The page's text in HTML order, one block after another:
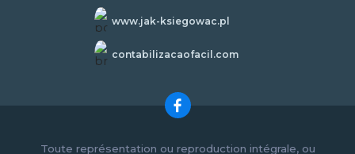
www.jak-ksiegowac.pl
contabilizacaofacil.com
Toute représentation ou reproduction intégrale, ou